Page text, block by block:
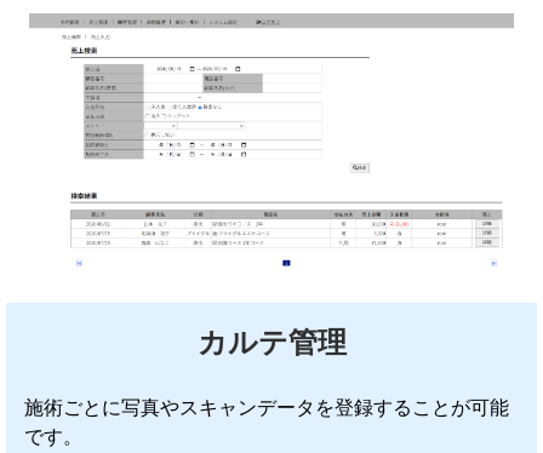
カルテ管理
施術ごとに写真やスキャンデータを登録することが可能
です。